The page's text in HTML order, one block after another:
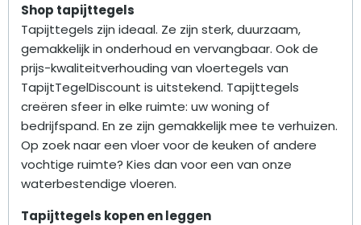
Shop tapijttegels
Tapijttegels zijn ideaal. Ze zijn sterk, duurzaam,
gemakkelijk in onderhoud en vervangbaar. Ook de
prijs-kwaliteitverhouding van vloertegels van
TapijtTegelDiscount is uitstekend. Tapijttegels
creëren sfeer in elke ruimte: uw woning of
bedrijfspand. En ze zijn gemakkelijk mee te verhuizen.
Op zoek naar een vloer voor de keuken of andere
vochtige ruimte? Kies dan voor een van onze
waterbestendige vloeren.
Tapijttegels kopen en leggen